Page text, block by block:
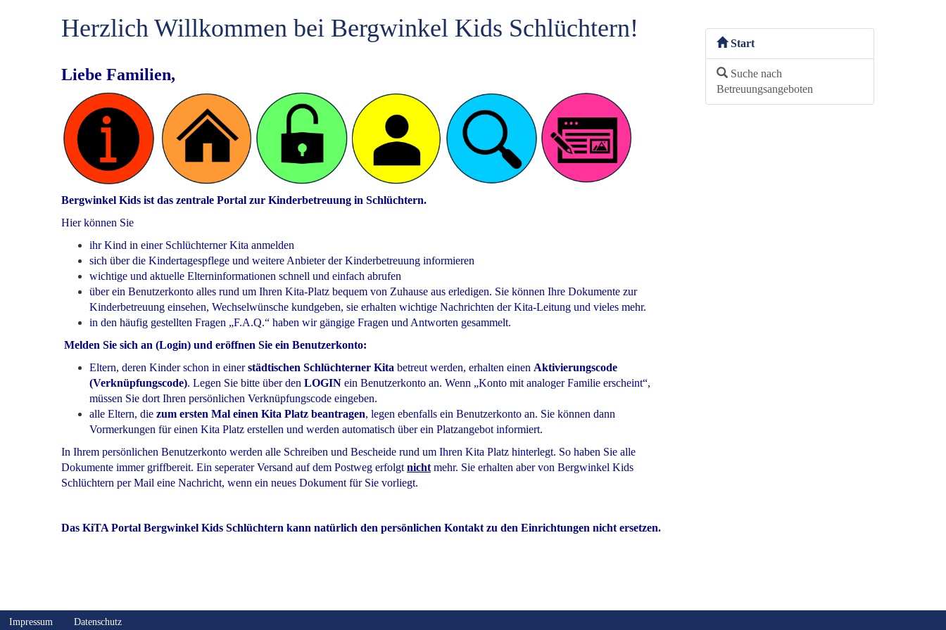
Herzlich Willkommen bei Bergwinkel Kids Schlüchtern!
Liebe Familien,
Bergwinkel Kids ist das zentrale Portal zur Kinderbetreuung in Schlüchtern.
Hier können Sie
ihr Kind in einer Schlüchterner Kita anmelden
sich über die Kindertagespflege und weitere Anbieter der Kinderbetreuung informieren
wichtige und aktuelle Elterninformationen schnell und einfach abrufen
über ein Benutzerkonto alles rund um Ihren Kita-Platz bequem von Zuhause aus erledigen. Sie können Ihre Dokumente zur
Kinderbetreuung einsehen, Wechselwünsche kundgeben, sie erhalten wichtige Nachrichten der Kita-Leitung und vieles mehr.
in den häufig gestellten Fragen „F.A.Q.“ haben wir gängige Fragen und Antworten gesammelt.
Melden Sie sich an (Login) und eröffnen Sie ein Benutzerkonto:
Eltern, deren Kinder schon in einerstädtischen Schlüchterner Kita betreut werden, erhalten einen Aktivierungscode
(Verknüpfungscode). Legen Sie bitte über den LOGIN ein Benutzerkonto an. Wenn „Konto mit analoger Familie erscheint“,
müssen Sie dort Ihren persönlichen Verknüpfungscode eingeben.
alle Eltern, die zum ersten Mal einen Kita Platz beantragen, legen ebenfalls ein Benutzerkonto an. Sie können dann
Vormerkungen für einen Kita Platz erstellen und werden automatisch über ein Platzangebot informiert.
In Ihrem persönlichen Benutzerkonto werden alle Schreiben und Bescheide rund um Ihren Kita Platz hinterlegt. So haben Sie alle
Dokumente immer griffbereit. Ein seperater Versand auf dem Postweg erfolgt nicht mehr. Sie erhalten aber von Bergwinkel Kids
Schlüchtern per Mail eine Nachricht, wenn ein neues Dokument für Sie vorliegt.
Das KiTA Portal Bergwinkel Kids Schlüchtern kann natürlich den persönlichen Kontakt zu den Einrichtungen nicht ersetzen.
Start
Suche nach
Betreuungsangeboten
Impressum Datenschutz